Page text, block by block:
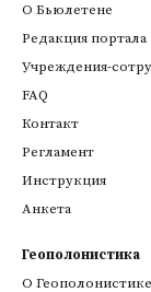
О Бьюлетене
Редакция портала
Учреждения-
FAQ
Контакт
Регламент
Инструкция
Анкета
Геополонистика
О Геополонистике